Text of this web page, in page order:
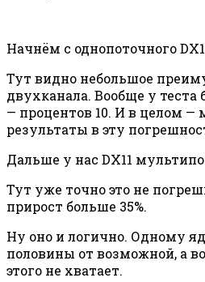
Начнём с однопоточного
Тут видно небольшое
двухканала. Вообще у
— процентов 10. И в целом —
результаты в эту
Дальше у нас DX11
Тут уже точно это не
прирост больше 35%.
Ну оно и логично. Одному
половины от возможной, а
этого не хватает.